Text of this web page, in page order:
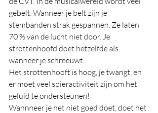
gebelt. Wanneer je belt zijn je
stembanden strak gespannen. Ze laten
70 % van de lucht niet door. Je
strottenhoofd doet hetzelfde als
wanneer je schreeuwt.
Het strottenhooft is hoog, je twangt, en
er moet veel spieractiviteit zijn om het
geluid te ondersteunen!
Wannneer je het niet goed doet, doet het